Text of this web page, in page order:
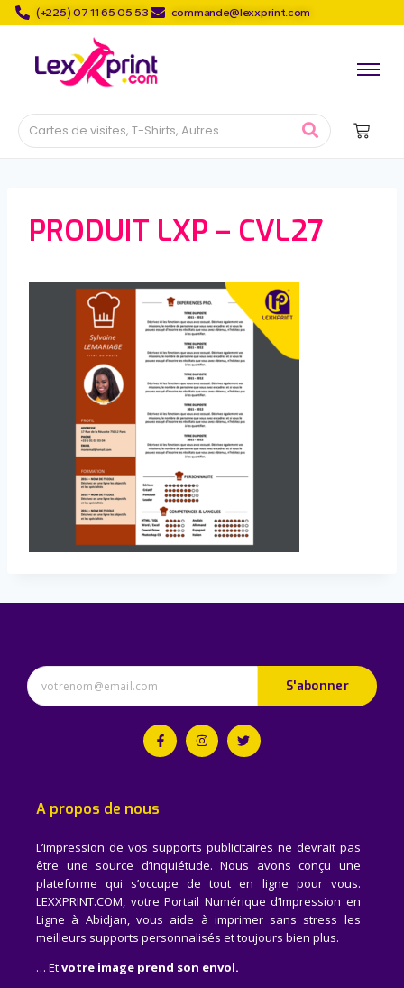
(+225) 07 11 65 05 53 commande@lexxprint.com
PRODUIT LXP – CVL27
S'abonner
A propos de nous
L’impression de vos supports publicitaires ne devrait pas
être une source d’inquiétude. Nous avons conçu une
plateforme qui s’occupe de tout en ligne pour vous.
LEXXPRINT.COM, votre Portail Numérique d’Impression en
Ligne à Abidjan, vous aide à imprimer sans stress les
meilleurs supports personnalisés et toujours bien plus.
… Etvotre image prend son envol.